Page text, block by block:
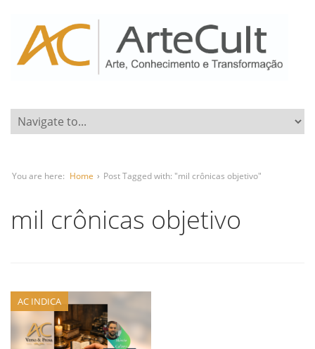
You are here: Home › Post Tagged with: "mil crônicas objetivo"
mil crônicas objetivo
AC INDICA